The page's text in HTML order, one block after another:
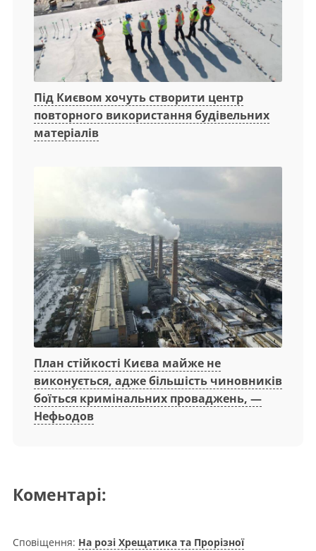
Під Києвом хочуть створити центр
повторного використання будівельних
матеріалів
План стійкості Києва майже не
виконується, адже більшість чиновників
боїться кримінальних проваджень, —
Нефьодов
Коментарі:
Сповіщення: На розі Хрещатика та Прорізної